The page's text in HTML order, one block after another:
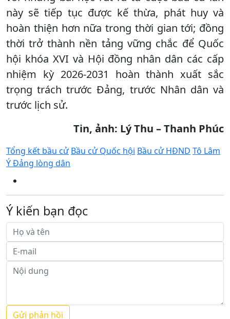
này sẽ tiếp tục được kế thừa, phát huy và
hoàn thiện hơn nữa trong thời gian tới; đồng
thời trở thành nền tảng vững chắc để Quốc
hội khóa XVI và Hội đồng nhân dân các cấp
nhiệm kỳ 2026-2031 hoàn thành xuất sắc
trọng trách trước Đảng, trước Nhân dân và
trước lịch sử.
Tin, ảnh: Lý Thu – Thanh Phúc
Tổng kết bầu cử Bầu cử Quốc hội Bầu cử HĐND Tô Lâm
Ý Đảng lòng dân
Ý kiến bạn đọc